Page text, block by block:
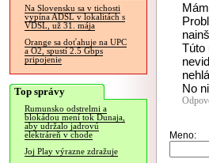
Na Slovensku sa v tichosti
vypína ADSL v lokalitách s
VDSL, už 31. mája
Orange sa doťahuje na UPC
a O2, spustí 2.5 Gbps
pripojenie
Top správy
Rumunsko odstrelmi a
blokádou mení tok Dunaja,
aby udržalo jadrovú
elektráreň v chode
Joj Play výrazne zdražuje
Túto
No
Meno: